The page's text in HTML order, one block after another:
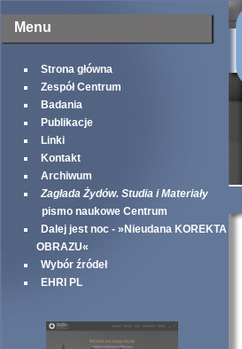
Menu
Strona główna
Zespół Centrum
Badania
Publikacje
Linki
Kontakt
Archiwum
Zagłada Żydów. Studia i Materiały
pismo naukowe Centrum
Dalej jest noc - »Nieudana KOREKTA
OBRAZU«
Wybór źródeł
EHRI PL